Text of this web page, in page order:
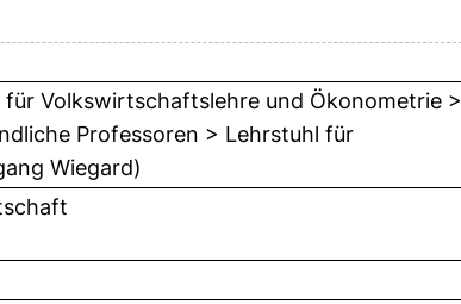
Volkswirtschaftslehre und Ökonometrie >
Professoren > Lehrstuhl für
Wiegard)